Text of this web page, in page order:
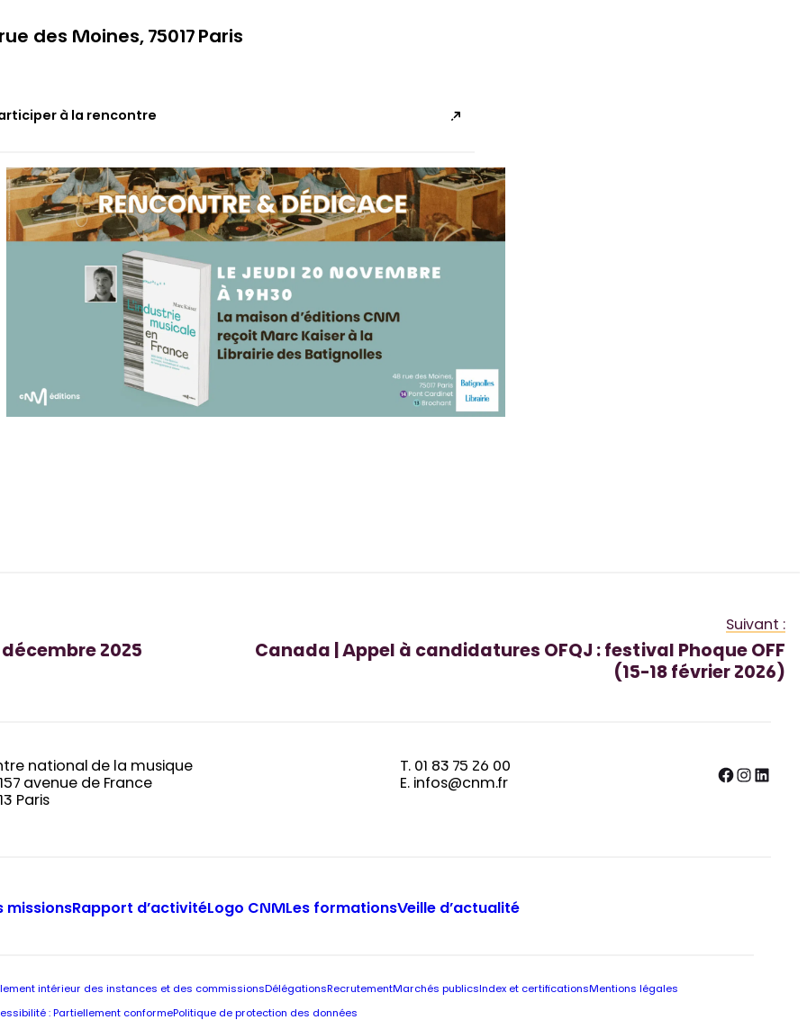
des Moines, 75017 Paris
à la rencontre
décembre 2025
Suivant :
Canada | Appel à candidatures OFQJ : festival Phoque OFF
(15-18 février 2026)
national de la musique
157 avenue de France
Paris
T. 01 83 75 26 00
E. infos@cnm.fr
Facebook InstagramLinkedIn
missionsRapport d’activitéLogo CNMLes formationsVeille d’actualité
intérieur des instances et des commissions Délégations RecrutementMarchés publics Index et certifications Mentions légales
: Partiellement conformePolitique de protection des données